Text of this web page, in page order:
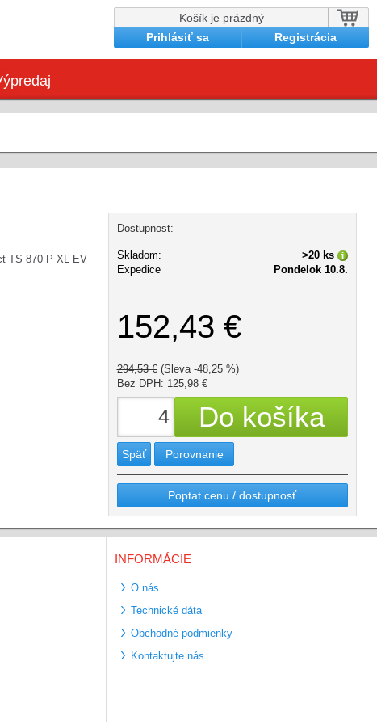
Košík je prázdný
Prihlásiť sa
Registrácia
TS 870 P XL EV
Dostupnost:
Skladom:
>20 ks
Expedice
Pondelok 10.8.
152,43 €
294,53 € (Sleva -48,25 %)
Bez DPH: 125,98 €
Späť Porovnanie
Poptat cenu / dostupnosť
INFORMÁCIE
O nás
Technické dáta
Obchodné podmienky
Kontaktujte nás